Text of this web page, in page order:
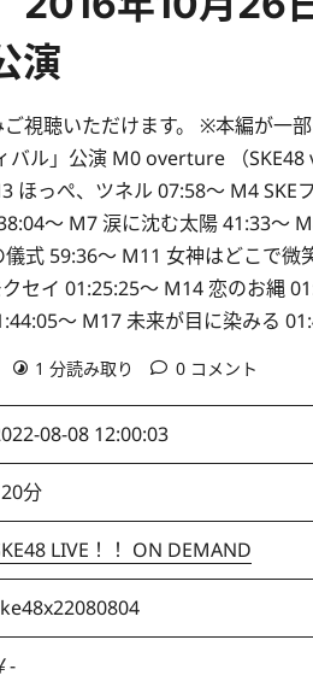
演
視聴いただけます。 ※本編が一
バル」公演 M0 overture （
ほっぺ、ツネル 07:58～ M4 SKE
～ M7 涙に沈む太陽 41:33～
式 59:36～ M11 女神はどこで
セイ 01:25:25～ M14 恋のお縄
～ M17 未来が目に染みる
1 分読み取り 0 コメント
08-08 12:00:03
分
LIVE！！ ON DEMAND
-